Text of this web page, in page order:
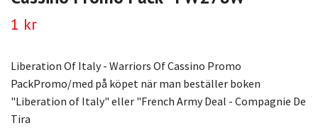
1 kr
Liberation Of Italy - Warriors Of Cassino Promo
PackPromo/med på köpet när man beställer boken
"Liberation of Italy" eller "French Army Deal - Compagnie De
Tira